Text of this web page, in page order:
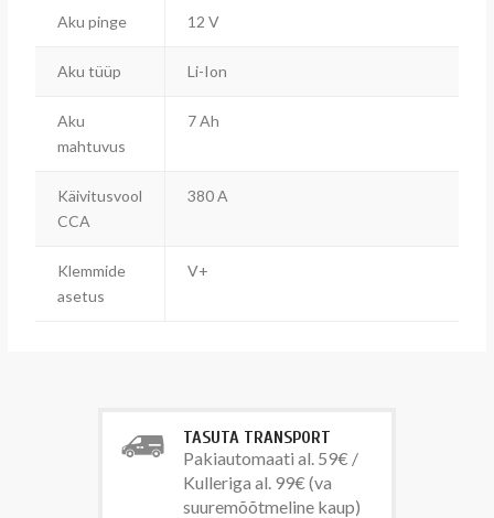
Aku pinge 12 V
Aku tüüp Li-Ion
Aku
mahtuvus
7 Ah
Käivitusvool
CCA
380 A
Klemmide
asetus
V+
TASUTA TRANSPORT
Pakiautomaati al. 59€ /
Kulleriga al. 99€ (va
suuremõõtmeline kaup)